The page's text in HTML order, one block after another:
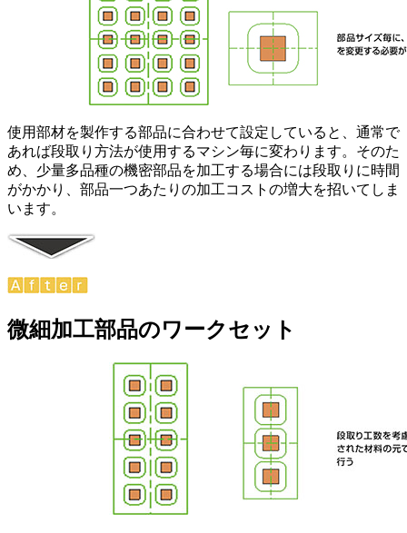
使用部材を製作する部品に合わせて設定していると、通常で
あれば段取り方法が使用するマシン毎に変わります。そのた
め、少量多品種の機密部品を加工する場合には段取りに時間
がかかり、部品一つあたりの加工コストの増大を招いてしま
います。
微細加工部品のワークセット